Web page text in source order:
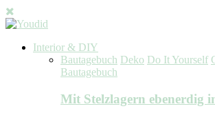
Interior & DIY
Bautagebuch Deko Do It Yourself
Bautagebuch
Mit Stelzlagern ebenerdig